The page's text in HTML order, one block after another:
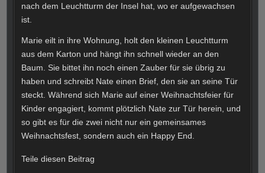
nach dem Leuchtturm der Insel hat, wo er aufgewachsen
ist.
Marie eilt in ihre Wohnung, holt den kleinen Leuchtturm
aus dem Karton und hängt ihn schnell wieder an den
Baum. Sie bittet ihn noch einen Zauber für sie übrig zu
haben und schreibt Nate einen Brief, den sie an seine Tür
steckt. Während sich Marie auf einer Weihnachtsfeier für
Kinder engagiert, kommt plötzlich Nate zur Tür herein, und
so gibt es für die zwei nicht nur ein gemeinsames
Weihnachtsfest, sondern auch ein Happy End.
Teile diesen Beitrag